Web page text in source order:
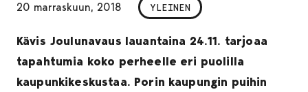
20 marraskuun, 2018 YLEINEN
Kävis Joulunavaus lauantaina 24.11. tarjoaa
tapahtumia koko perheelle eri puolilla
kaupunkikeskustaa. Porin kaupungin puihin